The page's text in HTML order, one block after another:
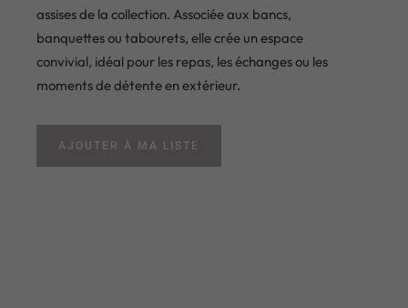
assises de la collection. Associée aux bancs,
banquettes ou tabourets, elle crée un espace
convivial, idéal pour les repas, les échanges ou les
moments de détente en extérieur.
AJOUTER À MA LISTE